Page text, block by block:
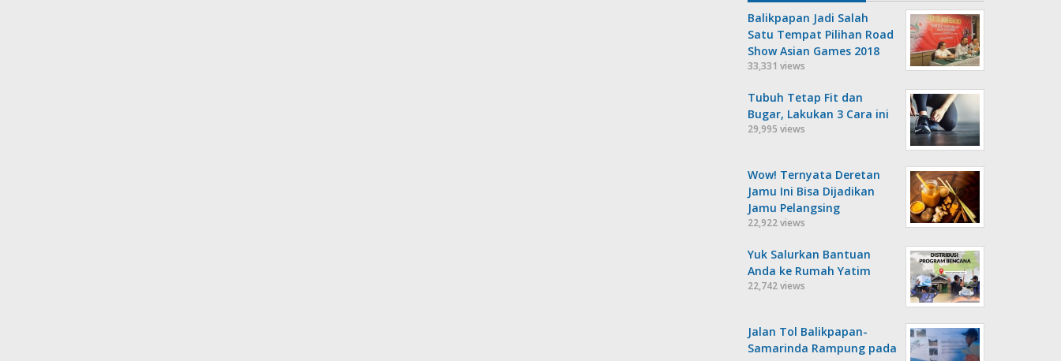
Balikpapan Jadi Salah
Satu Tempat Pilihan Road
Show Asian Games 2018
33,331 views
Tubuh Tetap Fit dan
Bugar, Lakukan 3 Cara ini
29,995 views
Wow! Ternyata Deretan
Jamu Ini Bisa Dijadikan
Jamu Pelangsing
22,922 views
Yuk Salurkan Bantuan
Anda ke Rumah Yatim
22,742 views
Jalan Tol Balikpapan-
Samarinda Rampung pada